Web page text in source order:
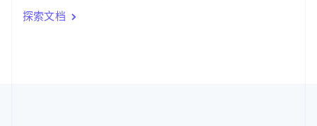
探索文档
印度
English